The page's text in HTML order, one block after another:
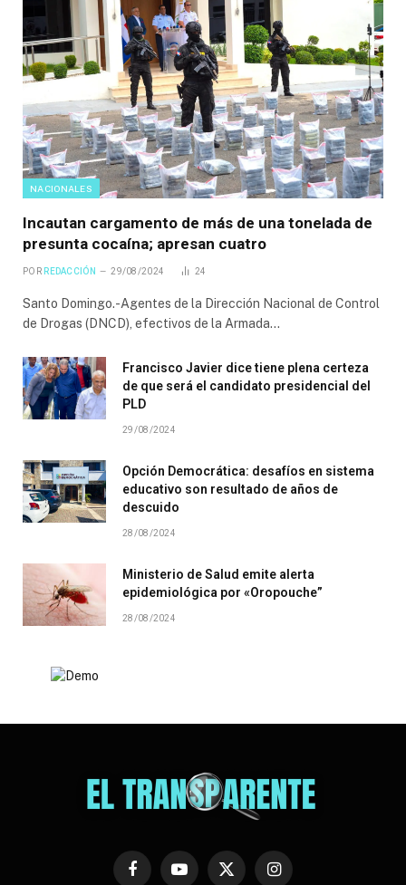
NACIONALES
Incautan cargamento de más de una tonelada de
presunta cocaína; apresan cuatro
POR REDACCIÓN 29/08/2024 24
Santo Domingo.-Agentes de la Dirección Nacional de Control
de Drogas (DNCD), efectivos de la Armada…
Francisco Javier dice tiene plena certeza
de que será el candidato presidencial del
PLD
29/08/2024
Opción Democrática: desafíos en sistema
educativo son resultado de años de
descuido
28/08/2024
Ministerio de Salud emite alerta
epidemiológica por «Oropouche”
28/08/2024
FacebookYouTubeX Instagram